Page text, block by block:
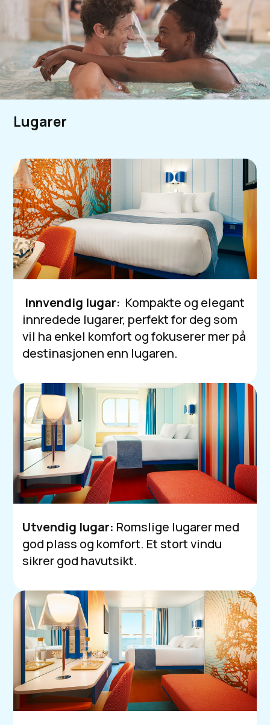
Lugarer
Innvendig lugar: Kompakte og elegant
innredede lugarer, perfekt for deg som
vil ha enkel komfort og fokuserer mer på
destinasjonen enn lugaren.
Utvendig lugar: Romslige lugarer med
god plass og komfort. Et stort vindu
sikrer god havutsikt.